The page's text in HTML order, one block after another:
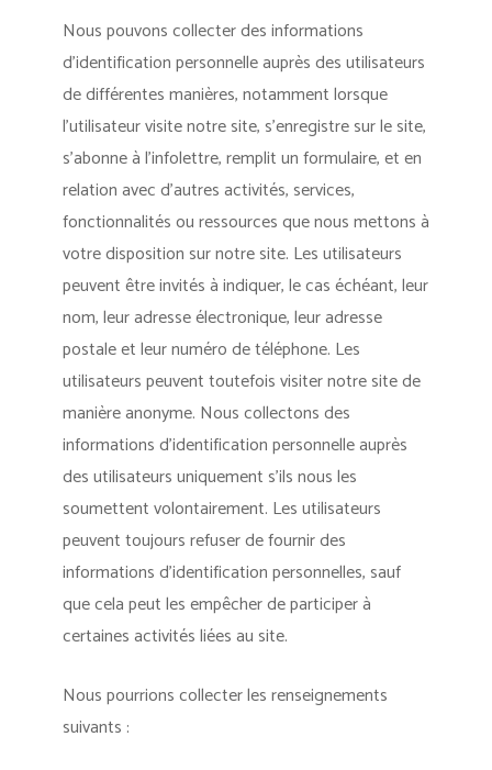
Nous pouvons collecter des informations
d’identification personnelle auprès des utilisateurs
de différentes manières, notamment lorsque
l’utilisateur visite notre site, s’enregistre sur le site,
s’abonne à l’infolettre, remplit un formulaire, et en
relation avec d’autres activités, services,
fonctionnalités ou ressources que nous mettons à
votre disposition sur notre site. Les utilisateurs
peuvent être invités à indiquer, le cas échéant, leur
nom, leur adresse électronique, leur adresse
postale et leur numéro de téléphone. Les
utilisateurs peuvent toutefois visiter notre site de
manière anonyme. Nous collectons des
informations d’identification personnelle auprès
des utilisateurs uniquement s’ils nous les
soumettent volontairement. Les utilisateurs
peuvent toujours refuser de fournir des
informations d’identification personnelles, sauf
que cela peut les empêcher de participer à
certaines activités liées au site.
Nous pourrions collecter les renseignements
suivants :